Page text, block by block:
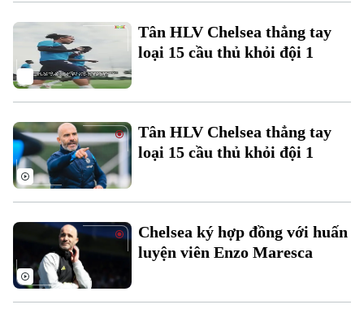
Theo dõi Hà Nội On
Tân HLV Chelsea thẳng tay
loại 15 cầu thủ khỏi đội 1
Tân HLV Chelsea thẳng tay
loại 15 cầu thủ khỏi đội 1
Chelsea ký hợp đồng với huấn
luyện viên Enzo Maresca